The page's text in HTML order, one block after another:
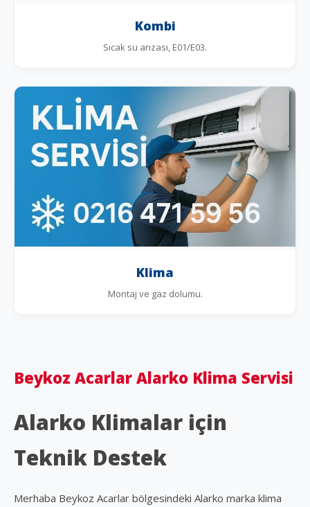
Kombi
Sıcak su arızası, E01/E03.
Klima
Montaj ve gaz dolumu.
Beykoz Acarlar Alarko Klima Servisi
Alarko Klimalar için
Teknik Destek
Merhaba Beykoz Acarlar bölgesindeki Alarko marka klima